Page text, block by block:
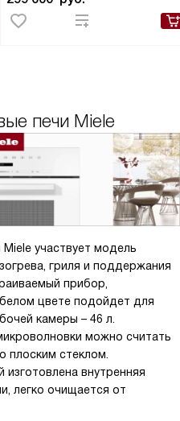
печи Miele
участвует модель
гриля и поддержания
прибор,
цвете подойдет для
камеры – 46 л.
можно считать
плоским стеклом.
внутренняя
легко очищается от